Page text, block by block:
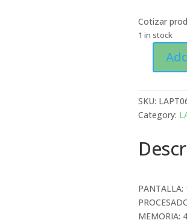
Cotizar
1 in stock
LAPTOP
INSPIRON
3511
(FMRMX),
15.6",
CORE
I3-
1115G4,
SKU:
Category:
PANTALLA:
MEMORIA: